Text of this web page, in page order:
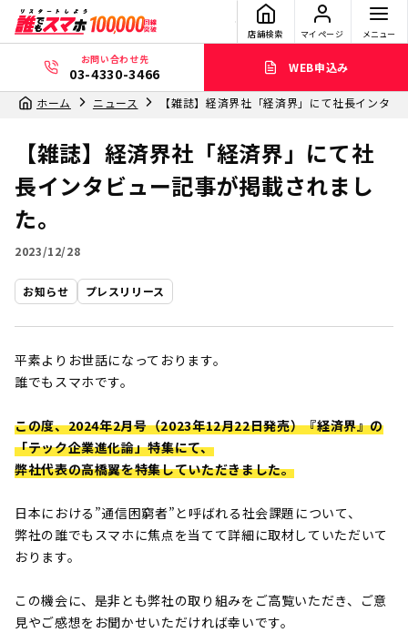
店舗検索 マイページ メニュー
お問い合わせ先
03-4330-3466 WEB申込み
ホーム ニュース 【雑誌】経済界社「経済界」にて社長インタ
【雑誌】経済界社「経済界」にて社
長インタビュー記事が掲載されまし
た。
2023/12/28
お知らせ プレスリリース
平素よりお世話になっております。
誰でもスマホです。
この度、2024年2月号（2023年12月22日発売）『経済界』の
「テック企業進化論」特集にて、
弊社代表の高橋翼を特集していただきました。
日本における”通信困窮者”と呼ばれる社会課題について、
弊社の誰でもスマホに焦点を当てて詳細に取材していただいて
おります。
この機会に、是非とも弊社の取り組みをご高覧いただき、ご意
見やご感想をお聞かせいただければ幸いです。